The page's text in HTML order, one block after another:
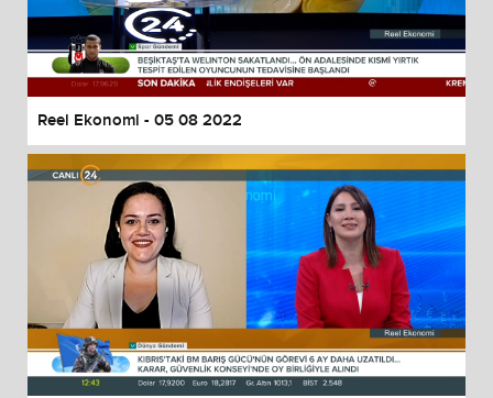
Reel Ekonomi - 05 08 2022